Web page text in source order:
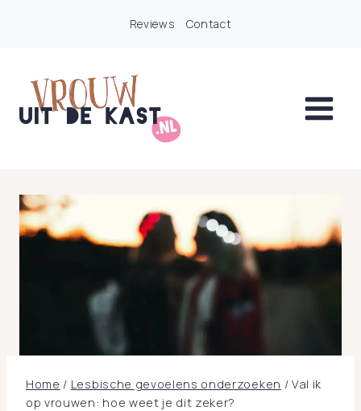
Reviews Contact
Home / Lesbische gevoelens onderzoeken / Val ik
op vrouwen: hoe weet je dit zeker?